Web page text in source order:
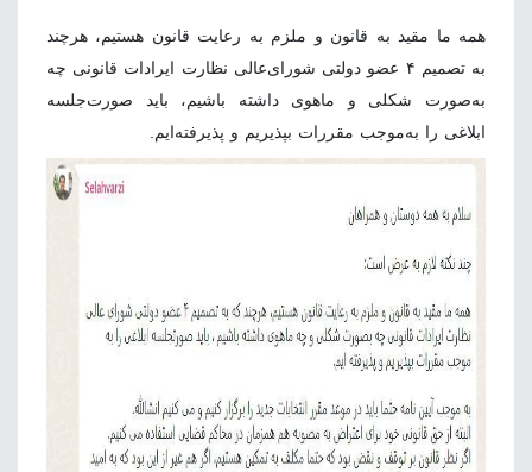
همه ما مقید به قانون و ملزم به رعایت قانون هستیم، هرچند
به تصمیم ۴ عضو دولتی شورای‌عالی نظارت ایرادات قانونی چه
به‌صورت شکلی و ماهوی داشته باشیم، باید صورت‌جلسه
ابلاغی را به‌موجب مقررات بپذیریم و پذیرفته‌ایم.